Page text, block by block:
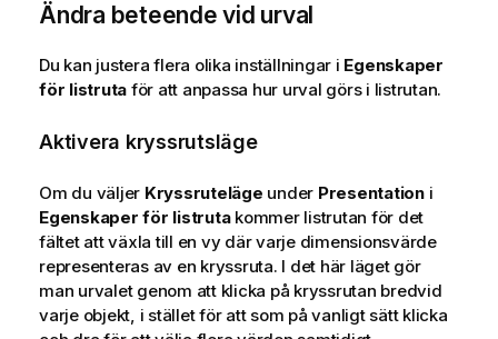
Ändra beteende vid urval
Du kan justera flera olika inställningar i Egenskaper
för listruta för att anpassa hur urval görs i listrutan.
Aktivera kryssrutsläge
Om du väljer Kryssruteläge under Presentationi
Egenskaper för listrutakommer listrutan för det
fältet att växla till en vy där varje dimensionsvärde
representeras av en kryssruta. I det här läget gör
man urvalet genom att klicka på kryssrutan bredvid
varje objekt, i stället för att som på vanligt sätt klicka